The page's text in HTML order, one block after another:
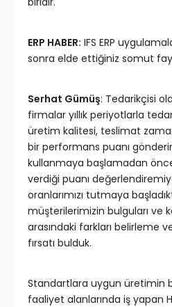
ERP HABER: IFS ERP
sonra elde ettiğiniz somut
Serhat Gümüş: Tedarikçisi
firmalar yıllık periyotlarla
üretim kalitesi, teslimat
bir performans puanı gönderir.
kullanmaya başlamadan
verdiği puanı
oranlarımızı tutmaya
müşterilerimizin bulguları ve
arasındaki farkları belirleme
fırsatı bulduk.
Standartlara uygun üretimin
faaliyet alanlarında iş yapan